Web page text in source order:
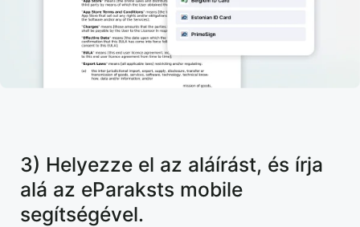
3) Helyezze el az aláírást, és írja
alá az eParaksts mobile
segítségével.